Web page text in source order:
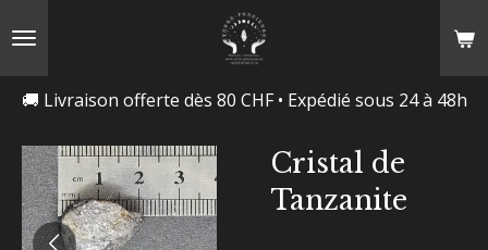
🚚 Livraison offerte dès 80 CHF • Expédié sous 24 à 48h
Cristal de
Tanzanite